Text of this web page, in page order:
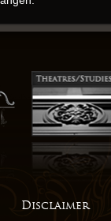
kleur, maar
is. De
wat boek
van tijd en
Disclaimer